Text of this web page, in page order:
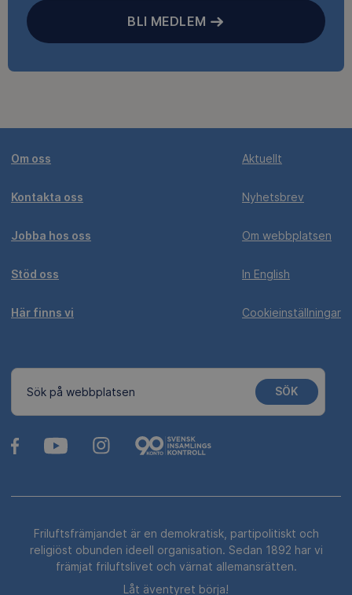
BLI MEDLEM
Om oss
Kontakta oss
Jobba hos oss
Stöd oss
Här finns vi
Aktuellt
Nyhetsbrev
Om webbplatsen
In English
Cookieinställningar
Sök på webbplatsen SÖK
Friluftsfrämjandet är en demokratisk, partipolitiskt och
religiöst obunden ideell organisation. Sedan 1892 har vi
främjat friluftslivet och värnat allemansrätten.
Låt äventyret börja!